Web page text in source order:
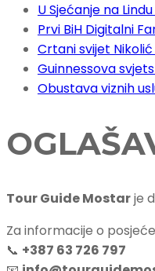
U Sjećanje na
Prvi BiH Digitalni
Crtani svijet
Guinnessova
Obustava viznih
Tour Guide Mostarje
Za informacije o
📞 +387 63 726 797